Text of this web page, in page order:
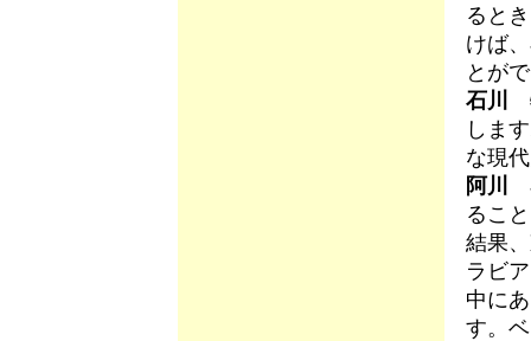
ると
けば
とが
石川
しま
な現
阿川
るこ
結果
ラビ
中に
す。